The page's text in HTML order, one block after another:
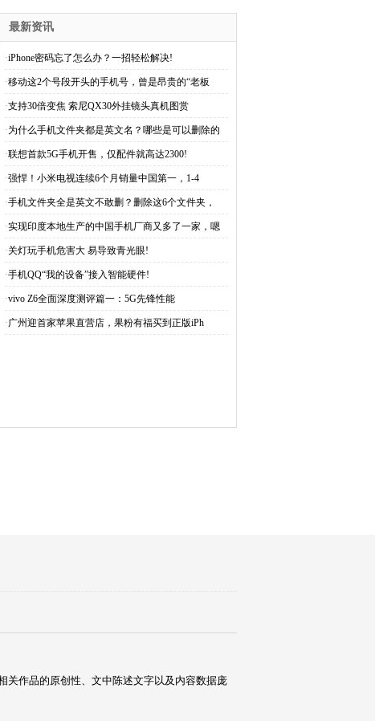
最新资讯
·iPhone密码忘了怎么办？一招轻松解决!
·移动这2个号段开头的手机号，曾是昂贵的“老板
·支持30倍变焦 索尼QX30外挂镜头真机图赏
·为什么手机文件夹都是英文名？哪些是可以删除的
·联想首款5G手机开售，仅配件就高达2300!
·强悍！小米电视连续6个月销量中国第一，1-4
·手机文件夹全是英文不敢删？删除这6个文件夹，
·实现印度本地生产的中国手机厂商又多了一家，嗯
·关灯玩手机危害大 易导致青光眼!
·手机QQ“我的设备”接入智能硬件!
·vivo Z6全面深度测评篇一：5G先锋性能
·广州迎首家苹果直营店，果粉有福买到正版iPh
关作品的原创性、文中陈述文字以及内容数据庞